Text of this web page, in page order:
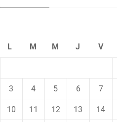
L M M J V
3 4 5 6 7
10 11 12 13 14